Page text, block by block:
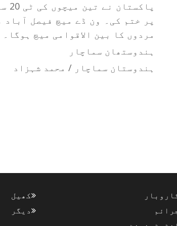
مردوں کا بین الاقوامی میچ ہوگا۔
ہندوستھان سماچار
ہندوستان سماچار / محمد شہزاد
کھیل
دیگر